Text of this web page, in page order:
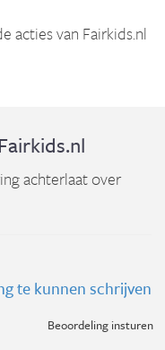
acties van Fairkids.nl
achterlaat over
te kunnen schrijven
Beoordeling insturen